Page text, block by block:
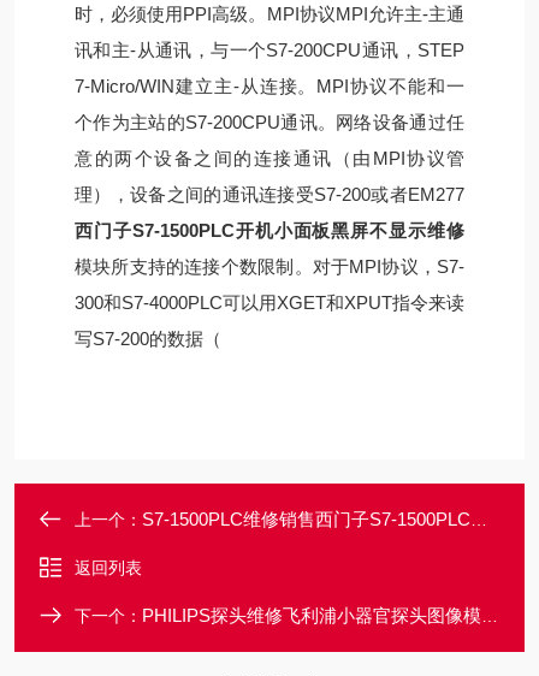
时，必须使用PPI高级。MPI协议MPI允许主-主通
讯和主-从通讯，与一个S7-200CPU通讯，STEP
7-Micro/WIN建立主-从连接。MPI协议不能和一
个作为主站的S7-200CPU通讯。网络设备通过任
意的两个设备之间的连接通讯（由MPI协议管
理），设备之间的通讯连接受S7-200或者EM277
西门子S7-1500PLC开机小面板黑屏不显示维修
模块所支持的连接个数限制。对于MPI协议，S7-
300和S7-4000PLC可以用XGET和XPUT指令来读
写S7-200的数据（
上一个： S7-1500PLC维修销售西门子S7-1500PLC上电面板指示灯都不亮维修
返回列表
下一个： PHILIPS探头维修飞利浦小器官探头图像模糊看不清楚故障修理